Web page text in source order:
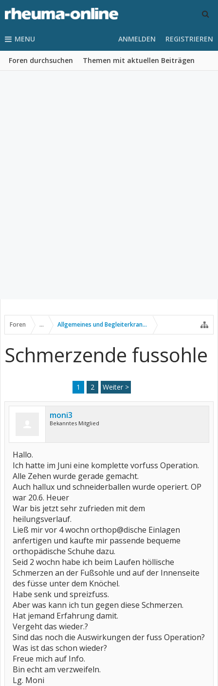
MENU
Foren durchsuchen Themen mit aktuellen Beiträgen
ANMELDEN REGISTRIEREN
Foren ... Allgemeines und Begleiterkrankungen
Schmerzende fussohle
1 2 Weiter >
moni3
Bekanntes Mitglied
Hallo.
Ich hatte im Juni eine komplette vorfuss Operation.
Alle Zehen wurde gerade gemacht.
Auch hallux und schneiderballen wurde operiert. OP
war 20.6. Heuer
War bis jetzt sehr zufrieden mit dem
heilungsverlauf.
Ließ mir vor 4 wochn orthop@dische Einlagen
anfertigen und kaufte mir passende bequeme
orthopädische Schuhe dazu.
Seid 2 wochn habe ich beim Laufen höllische
Schmerzen an der Fußsohle und auf der Innenseite
des füsse unter dem Knöchel.
Habe senk und spreizfuss.
Aber was kann ich tun gegen diese Schmerzen.
Hat jemand Erfahrung damit.
Vergeht das wieder.?
Sind das noch die Auswirkungen der fuss Operation?
Was ist das schon wieder?
Freue mich auf Info.
Bin echt am verzweifeln.
Lg. Moni